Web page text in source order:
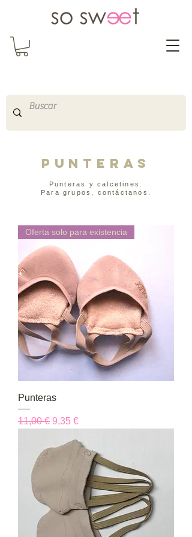
PUNTERAs
Punteras y calcetines.
Para grupos, contáctanos.
Oferta solo para existencia
Punteras
Precio
11,00 € Precio de oferta
9,35 €